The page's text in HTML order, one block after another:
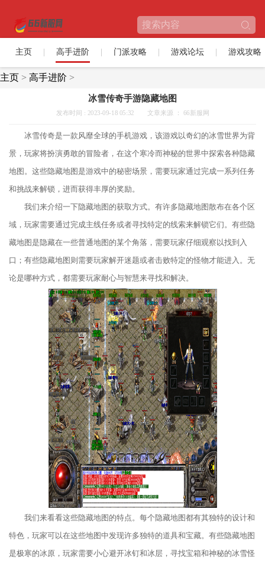
主页 高手进阶 门派攻略 游戏论坛 游戏攻略
主页 > 高手进阶 >
冰雪传奇手游隐藏地图
发布时间 : 2023-09-18 05:32 文章来源 ： 66新服网
冰雪传奇是一款风靡全球的手机游戏，该游戏以奇幻的冰雪世界为背
景，玩家将扮演勇敢的冒险者，在这个寒冷而神秘的世界中探索各种隐藏
地图。这些隐藏地图是游戏中的秘密场景，需要玩家通过完成一系列任务
和挑战来解锁，进而获得丰厚的奖励。
我们来介绍一下隐藏地图的获取方式。有许多隐藏地图散布在各个区
域，玩家需要通过完成主线任务或者寻找特定的线索来解锁它们。有些隐
藏地图是隐藏在一些普通地图的某个角落，需要玩家仔细观察以找到入
口；有些隐藏地图则需要玩家解开迷题或者击败特定的怪物才能进入。无
论是哪种方式，都需要玩家耐心与智慧来寻找和解决。
我们来看看这些隐藏地图的特点。每个隐藏地图都有其独特的设计和
特色，玩家可以在这些地图中发现许多独特的道具和宝藏。有些隐藏地图
是极寒的冰原，玩家需要小心避开冰钉和冰层，寻找宝箱和神秘的冰雪怪